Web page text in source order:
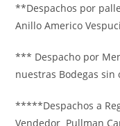
**Despachos por
Anillo Americo
*** Despacho por
nuestras Bodegas sin
*****Despachos a
Vendedor Pullman